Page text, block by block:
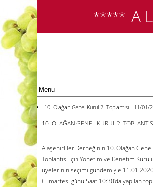
***** A
10. Olağan Genel Kurul 2. Toplantısı - 11/01/
10. OLAĞAN GENEL KURUL 2.
Alaşehirliler Derneğinin 10. Olağan
Toplantısı için Yönetim ve Denetim Kurulu
üyelerinin seçimi gündemiyle 11.01.2020
Cumartesi günü Saat 10:30'da yapılan